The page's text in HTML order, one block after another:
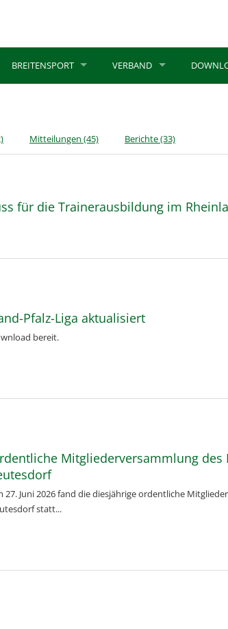
BREITENSPORT VERBAND
Mitteilungen (45) Berichte(33)
für die Trainerausbildung im
Pfalz-Liga aktualisiert
bereit.
Mitgliederversammlung
27. Juni 2026 fand die diesjährige ordentliche
statt...